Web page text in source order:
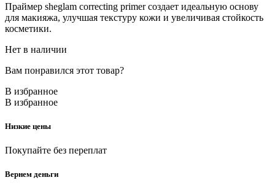
Праймер sheglam correcting primer создает идеальную основу
для макияжа, улучшая текстуру кожи и увеличивая стойкость
косметики.
Нет в наличии
Вам понравился этот товар?
В избранное
В избранное
Низкие цены
Покупайте без переплат
Вернем деньги